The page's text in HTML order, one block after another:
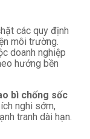
các quy định
môi trường.
doanh nghiệp
hướng bền
bì chống sốc
nghi sớm,
tranh dài hạn.